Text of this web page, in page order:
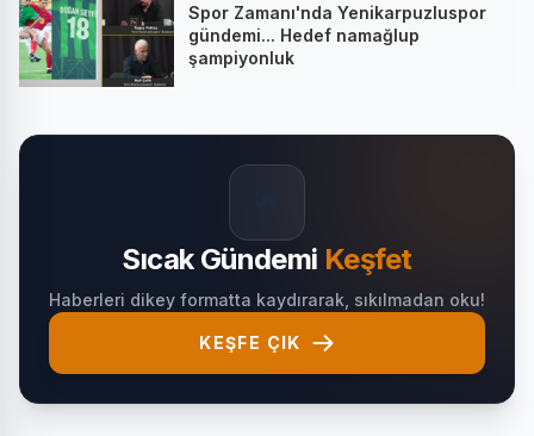
Spor Zamanı'nda Yenikarpuzluspor
gündemi... Hedef namağlup
şampiyonluk
Sıcak Gündemi Keşfet
Haberleri dikey formatta kaydırarak, sıkılmadan oku!
KEŞFE ÇIK